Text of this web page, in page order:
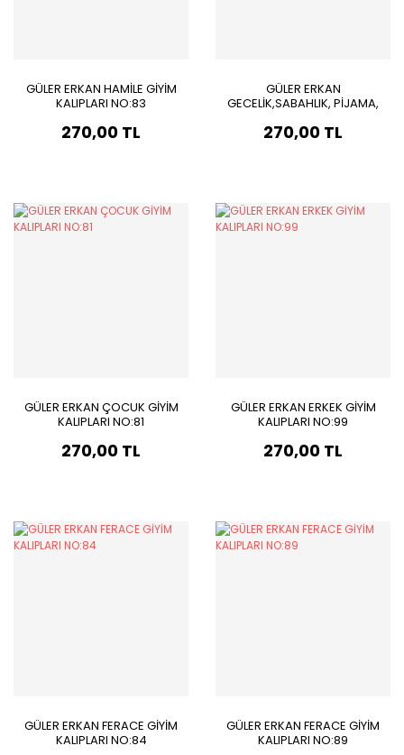
GÜLER ERKAN HAMİLE GİYİM
KALIPLARI NO:83
270,00 TL
GÜLER ERKAN
GECELİK,SABAHLIK, PİJAMA,
NO:98
270,00 TL
GÜLER ERKAN ÇOCUK GİYİM
KALIPLARI NO:81
270,00 TL
GÜLER ERKAN ERKEK GİYİM
KALIPLARI NO:99
270,00 TL
GÜLER ERKAN FERACE GİYİM
KALIPLARI NO:84
GÜLER ERKAN FERACE GİYİM
KALIPLARI NO:89